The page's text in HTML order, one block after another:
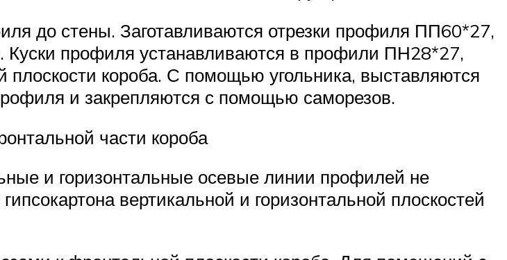
до стены. Заготавливаются отрезки профиля ПП60*27,
профиля устанавливаются в профили ПН28*27,
короба. С помощью угольника, выставляются
и закрепляются с помощью саморезов.
части короба
и горизонтальные осевые линии профилей не
вертикальной и горизонтальной плоскостей